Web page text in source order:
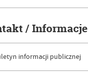
/ Informacje
informacji publicznej